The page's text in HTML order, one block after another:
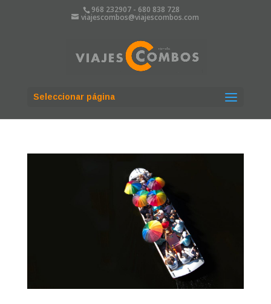
968 232907 - ⁠⁠⁠680 838 728
viajescombos@viajescombos.com
Seleccionar página